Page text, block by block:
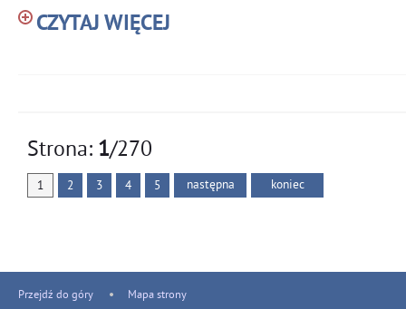
CZYTAJ WIĘCEJ
Strona: 1/270
1 2 3 4 5 następna koniec
Przejdź do góry Mapa strony